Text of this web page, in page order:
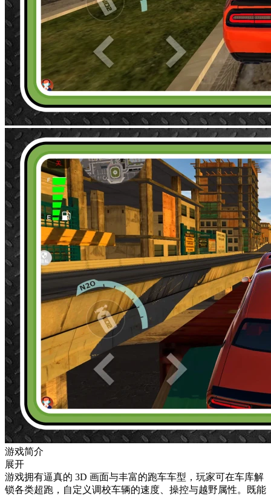
游戏简介
展开
游戏拥有逼真的 3D 画面与丰富的跑车车型，玩家可在车库解
锁各类超跑，自定义调校车辆的速度、操控与越野属性。既能